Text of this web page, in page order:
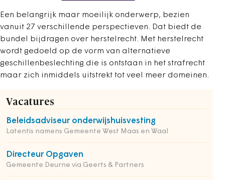
Een belangrijk maar moeilijk onderwerp, bezien
vanuit 27 verschillende perspectieven. Dat biedt de
bundel bijdragen over herstelrecht. Met herstelrecht
wordt gedoeld op de vorm van alternatieve
geschillenbeslechting die is ontstaan in het strafrecht
maar zich inmiddels uitstrekt tot veel meer domeinen.
Vacatures
Beleidsadviseur onderwijshuisvesting
Latentis namens Gemeente West Maas en Waal
Directeur Opgaven
Gemeente Deurne via Geerts & Partners